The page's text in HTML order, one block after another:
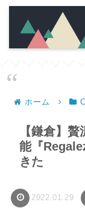
ホーム
【鎌倉】
能『
きた
2022.01.29